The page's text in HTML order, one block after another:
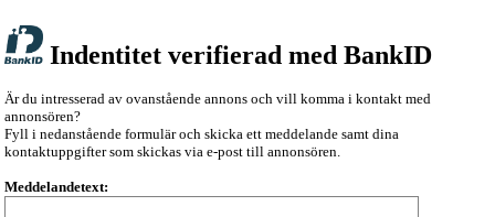
Indentitet verifierad med BankID
Är du intresserad av ovanstående annons och vill komma i kontakt med
annonsören?
Fyll i nedanstående formulär och skicka ett meddelande samt dina
kontaktuppgifter som skickas via e-post till annonsören.
Meddelandetext: